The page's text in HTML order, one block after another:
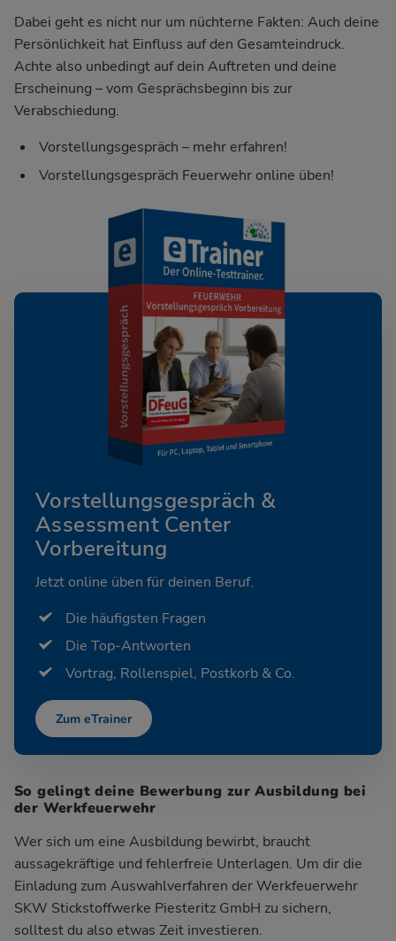
Dabei geht es nicht nur um nüchterne Fakten: Auch deine
Persönlichkeit hat Einfluss auf den Gesamteindruck.
Achte also unbedingt auf dein Auftreten und deine
Erscheinung – vom Gesprächsbeginn bis zur
Verabschiedung.
Vorstellungsgespräch – mehr erfahren!
Vorstellungsgespräch Feuerwehr online üben!
Vorstellungsgespräch &
Assessment Center
Vorbereitung
Jetzt online üben für deinen Beruf.
Die häufigsten Fragen
Die Top-Antworten
Vortrag, Rollenspiel, Postkorb & Co.
Zum eTrainer
So gelingt deine Bewerbung zur Ausbildung bei
der Werkfeuerwehr
Wer sich um eine Ausbildung bewirbt, braucht
aussagekräftige und fehlerfreie Unterlagen. Um dir die
Einladung zum Auswahlverfahren der Werkfeuerwehr
SKW Stickstoffwerke Piesteritz GmbH zu sichern,
solltest du also etwas Zeit investieren.